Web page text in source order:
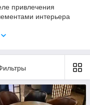
привлечения
интерьера
мебель для кафе
каркасе.
были заняты, они, а
быть безупречны –
баров и ресторанов